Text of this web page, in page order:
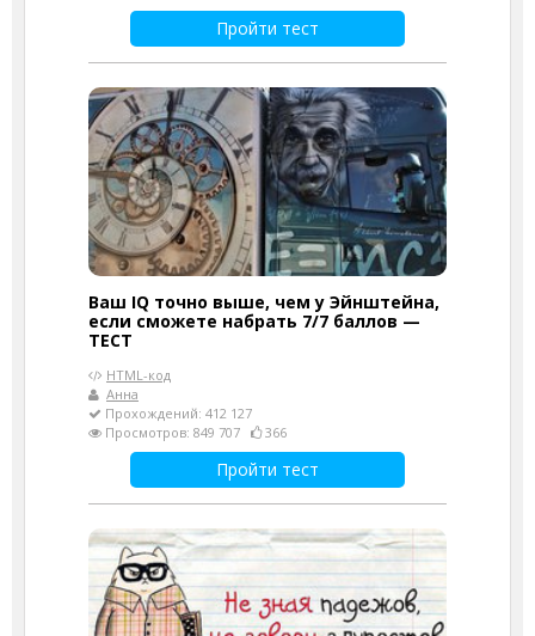
Пройти тест
Ваш IQ точно выше, чем у Эйнштейна,
если сможете набрать 7/7 баллов —
ТЕСТ
HTML-код
Анна
Прохождений: 412 127
Просмотров: 849 707
366
Пройти тест